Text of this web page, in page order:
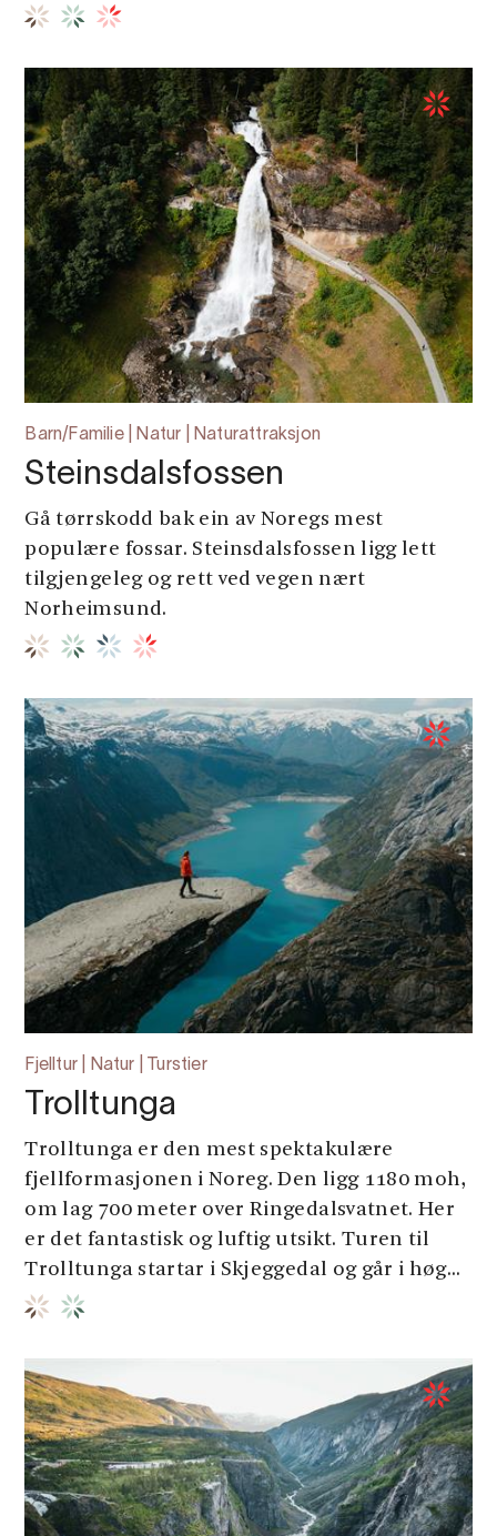
Barn/Familie | Natur | Naturattraksjon
Steinsdalsfossen
Gå tørrskodd bak ein av Noregs mest
populære fossar. Steinsdalsfossen ligg lett
tilgjengeleg og rett ved vegen nært
Norheimsund.
Fjelltur | Natur | Turstier
Trolltunga
Trolltunga er den mest spektakulære
fjellformasjonen i Noreg. Den ligg 1180 moh,
om lag 700 meter over Ringedalsvatnet. Her
er det fantastisk og luftig utsikt. Turen til
Trolltunga startar i Skjeggedal og går i høg...